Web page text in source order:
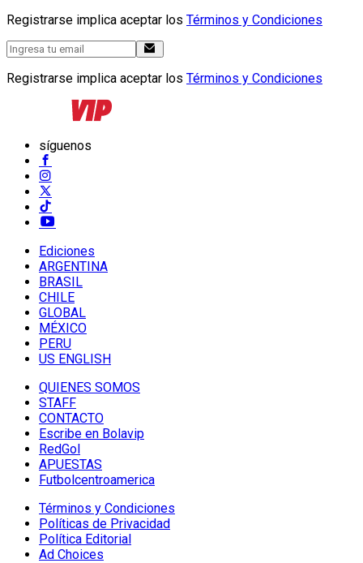
Registrarse implica aceptar los Términos y Condiciones
Registrarse implica aceptar los Términos y Condiciones
síguenos
Ediciones
ARGENTINA
BRASIL
CHILE
GLOBAL
MÉXICO
PERU
US ENGLISH
QUIENES SOMOS
STAFF
CONTACTO
Escribe en Bolavip
RedGol
APUESTAS
Futbolcentroamerica
Términos y Condiciones
Políticas de Privacidad
Política Editorial
Ad Choices